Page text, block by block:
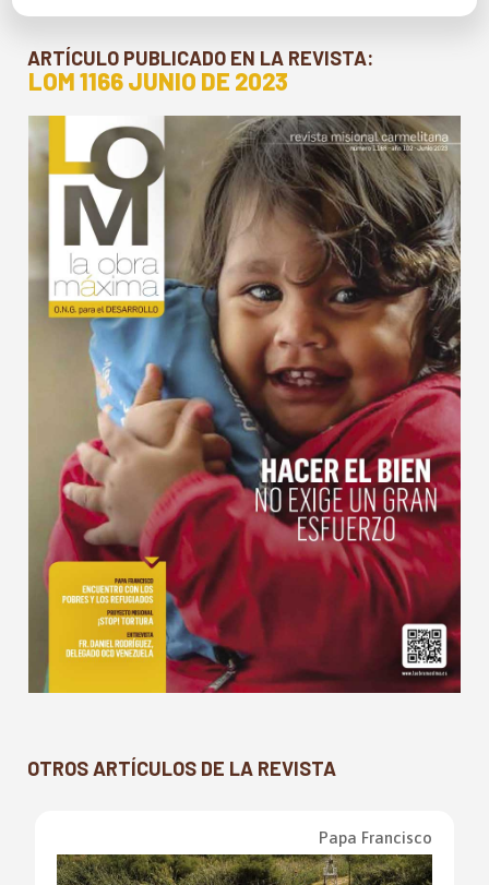
ARTÍCULO PUBLICADO EN LA REVISTA:
LOM 1166 JUNIO DE 2023
OTROS ARTÍCULOS DE LA REVISTA
Papa Francisco